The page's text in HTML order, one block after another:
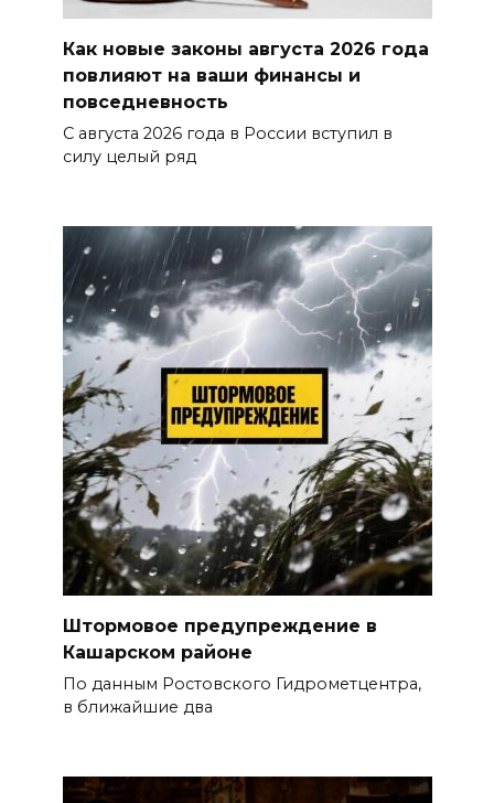
Как новые законы августа 2026 года
повлияют на ваши финансы и
повседневность
С августа 2026 года в России вступил в
силу целый ряд
Штормовое предупреждение в
Кашарском районе
По данным Ростовского Гидрометцентра,
в ближайшие два